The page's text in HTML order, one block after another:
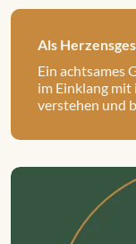
Als
Ein achtsames
im Einklang
verstehen und